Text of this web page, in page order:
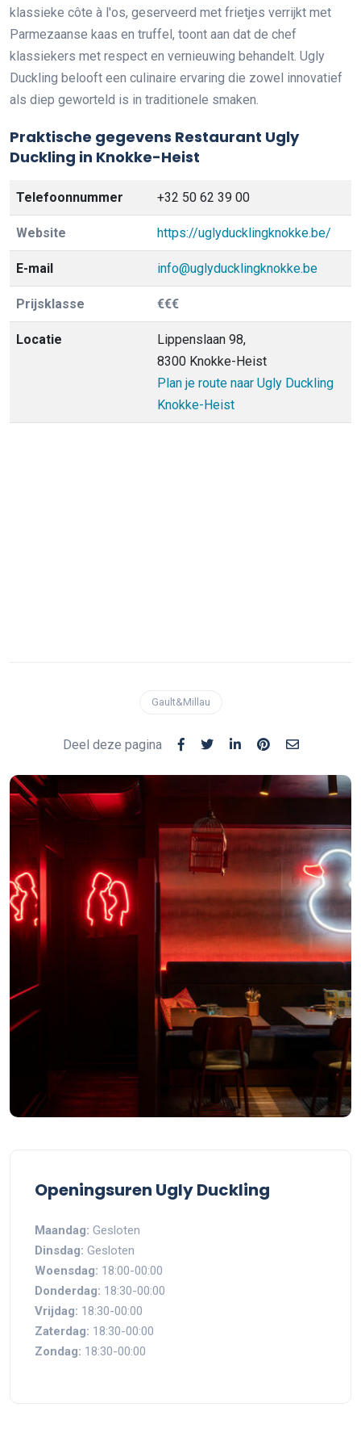
klassieke côte à l'os, geserveerd met frietjes verrijkt met
Parmezaanse kaas en truffel, toont aan dat de chef
klassiekers met respect en vernieuwing behandelt. Ugly
Duckling belooft een culinaire ervaring die zowel innovatief
als diep geworteld is in traditionele smaken.
Praktische gegevens Restaurant Ugly
Duckling in Knokke-Heist
Telefoonnummer +32 50 62 39 00
Website https://uglyducklingknokke.be/
E-mail info@uglyducklingknokke.be
Prijsklasse €€€
Locatie
Lippenslaan 98,
8300 Knokke-Heist
Plan je route naar Ugly Duckling
Knokke-Heist
Gault&Millau
Deel deze pagina
Openingsuren Ugly Duckling
Maandag: Gesloten
Dinsdag: Gesloten
Woensdag: 18:00-00:00
Donderdag: 18:30-00:00
Vrijdag: 18:30-00:00
Zaterdag: 18:30-00:00
Zondag: 18:30-00:00